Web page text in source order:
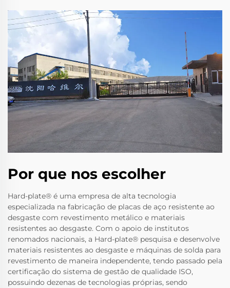
Por que nos escolher
Hard-plate® é uma empresa de alta tecnologia
especializada na fabricação de placas de aço resistente ao
desgaste com revestimento metálico e materiais
resistentes ao desgaste. Com o apoio de institutos
renomados nacionais, a Hard-plate® pesquisa e desenvolve
materiais resistentes ao desgaste e máquinas de solda para
revestimento de maneira independente, tendo passado pela
certificação do sistema de gestão de qualidade ISO,
possuindo dezenas de tecnologias próprias, sendo